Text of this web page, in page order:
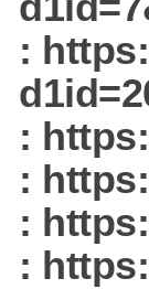
:
:
:
:
: